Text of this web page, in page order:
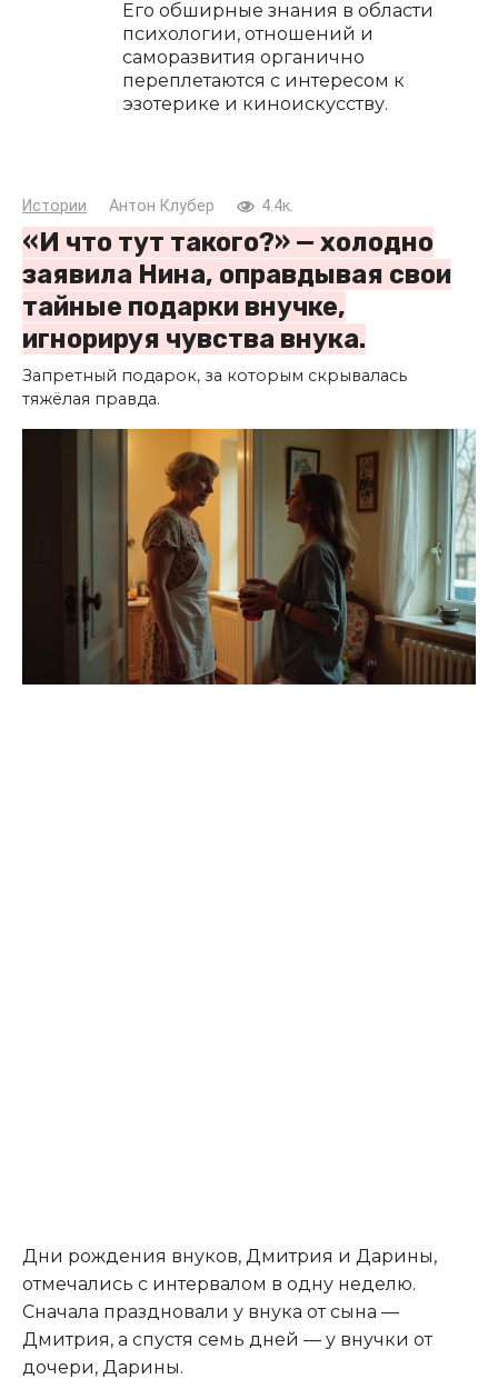
Его обширные знания в области
психологии, отношений и
саморазвития органично
переплетаются с интересом к
эзотерике и киноискусству.
Истории Антон Клубер 4.4к.
«И что тут такого?» — холодно
заявила Нина, оправдывая свои
тайные подарки внучке,
игнорируя чувства внука.
Запретный подарок, за которым скрывалась
тяжёлая правда.
Дни рождения внуков, Дмитрия и Дарины,
отмечались с интервалом в одну неделю.
Сначала праздновали у внука от сына —
Дмитрия, а спустя семь дней — у внучки от
дочери, Дарины.